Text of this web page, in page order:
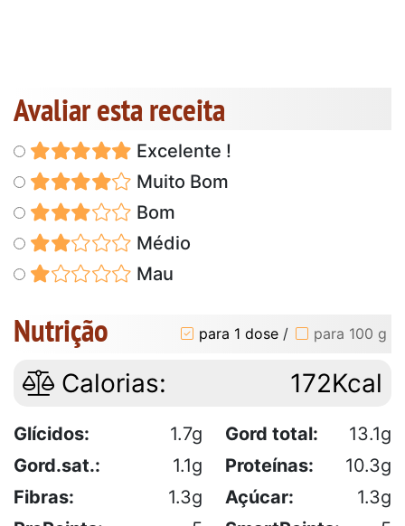
Avaliar esta receita
Excelente !
Muito Bom
Bom
Médio
Mau
Nutrição para 1 dose / para 100 g
Calorias: 172Kcal
Glícidos: 1.7g Gord total:
13.1g
Gord.sat.:
1.1g Proteínas:
10.3g
Fibras:
1.3g Açúcar:
1.3g